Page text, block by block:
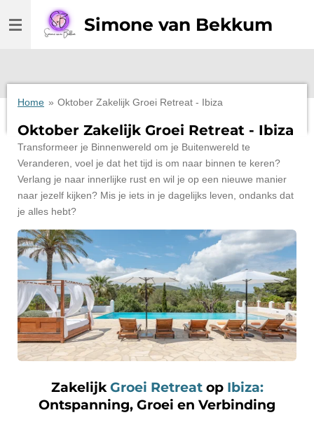
direct
Simone van Bekkum
Home » Oktober Zakelijk Groei Retreat - Ibiza
Oktober Zakelijk Groei Retreat - Ibiza
Transformeer je Binnenwereld om je Buitenwereld te
Veranderen, voel je dat het tijd is om naar binnen te keren?
Verlang je naar innerlijke rust en wil je op een nieuwe manier
naar jezelf kijken? Mis je iets in je dagelijks leven, ondanks dat
je alles hebt?
Zakelijk Groei Retreatop Ibiza:
Ontspanning, Groei en Verbinding